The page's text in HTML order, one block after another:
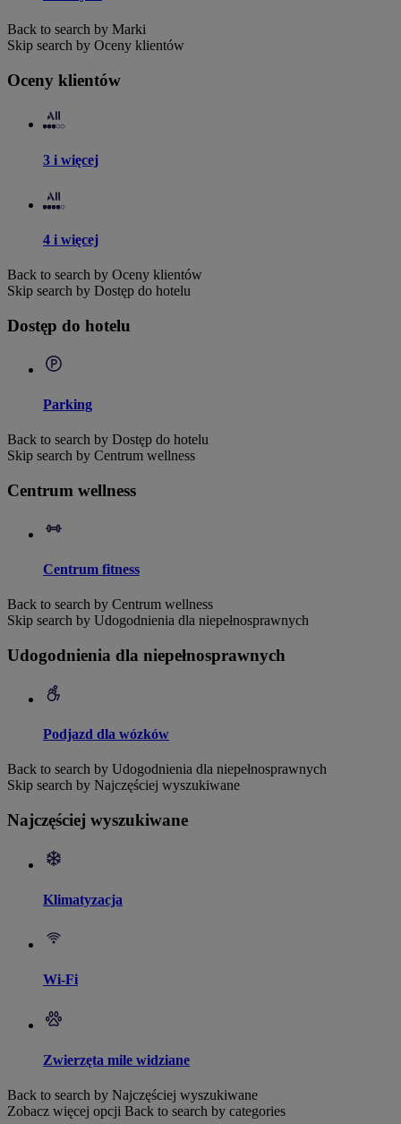
Back to search by Marki
Skip search by Oceny klientów
Oceny klientów
3 i więcej
4 i więcej
Back to search by Oceny klientów
Skip search by Dostęp do hotelu
Dostęp do hotelu
Parking
Back to search by Dostęp do hotelu
Skip search by Centrum wellness
Centrum wellness
Centrum fitness
Back to search by Centrum wellness
Skip search by Udogodnienia dla niepełnosprawnych
Udogodnienia dla niepełnosprawnych
Podjazd dla wózków
Back to search by Udogodnienia dla niepełnosprawnych
Skip search by Najczęściej wyszukiwane
Najczęściej wyszukiwane
Klimatyzacja
Wi-Fi
Zwierzęta mile widziane
Back to search by Najczęściej wyszukiwane
Zobacz więcej opcji Back to search by categories